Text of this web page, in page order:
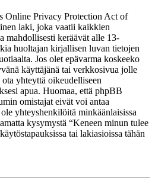
Online Privacy Protection Act of
laki, joka vaatii kaikkien
mahdollisesti keräävät alle 13-
huoltajan kirjallisen luvan tietojen
Jos olet epävarma koskeeko
käyttäjänä tai verkkosivua jolle
yhteyttä oikeudelliseen
apua. Huomaa, että phpBB
omistajat eivät voi antaa
yhteyshenkilöitä minkäänlaisissa
kysymystä “Keneen minun tulee
tai lakiasioissa tähän